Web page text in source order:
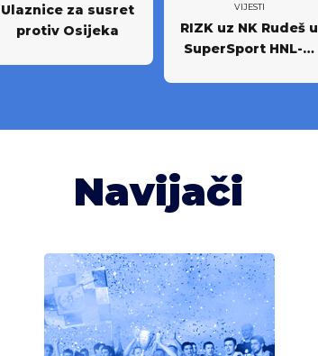
Ulaznice za susret
protiv Osijeka
VIJESTI
RIZK uz NK Rudeš u
SuperSport HNL-u:
Navijači